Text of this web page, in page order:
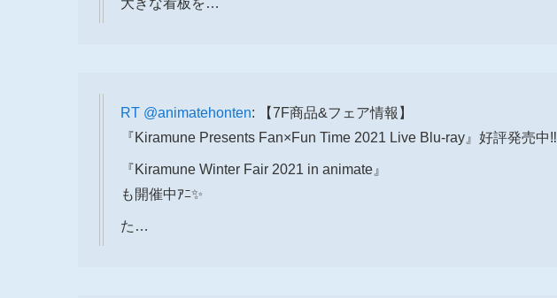
大きな看板を…
RT @animatehonten: 【7F商品&フェア情報】
『Kiramune Presents Fan×Fun Time 2021 Live Blu-ray』好評発売中‼
『Kiramune Winter Fair 2021 in animate』
も開催中ｱﾆ✨
た…